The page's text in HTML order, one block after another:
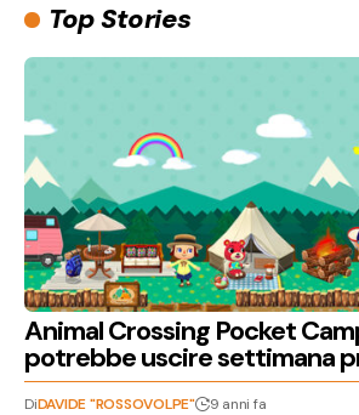
Top Stories
Animal Crossing Pocket
potrebbe uscire settimana
DiDAVIDE "ROSSOVOLPE" 9 anni fa